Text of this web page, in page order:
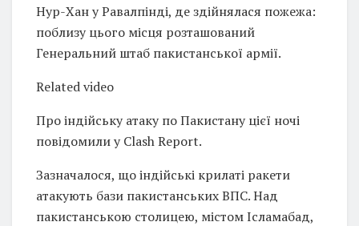
Нур-Хан у Равалпінді, де здійнялася пожежа:
поблизу цього місця розташований
Генеральний штаб пакистанської армії.
Related video
Про індійську атаку по Пакистану цієї ночі
повідомили у Clash Report.
Зазначалося, що індійські крилаті ракети
атакують бази пакистанських ВПС. Над
пакистанською столицею, містом Ісламабад,